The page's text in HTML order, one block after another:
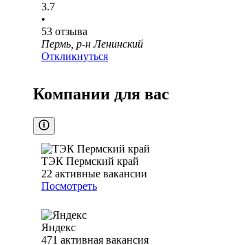
3.7
•
53 отзыва
Пермь, р-н Ленинский
Откликнуться
Компании для вас
ТЭК Пермский край
22 активные вакансии
Посмотреть
Яндекс
471 активная вакансия